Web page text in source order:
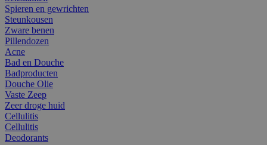
Spieren en gewrichten
Steunkousen
Zware benen
Pillendozen
Acne
Bad en Douche
Badproducten
Douche Olie
Vaste Zeep
Zeer droge huid
Cellulitis
Cellulitis
Deodorants